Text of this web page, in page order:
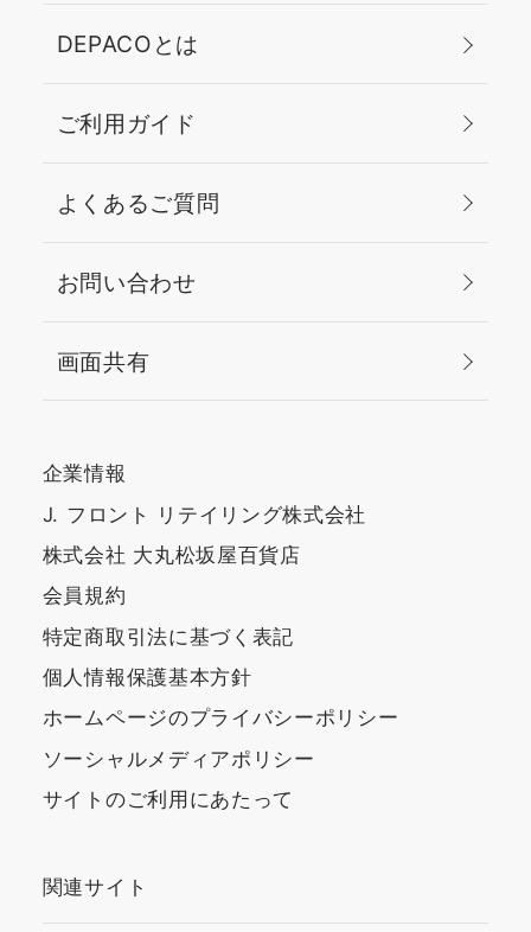
DEPACOとは
ご利用ガイド
よくあるご質問
お問い合わせ
画面共有
企業情報
J. フロント リテイリング株式会社
株式会社 大丸松坂屋百貨店
会員規約
特定商取引法に基づく表記
個人情報保護基本方針
ホームページのプライバシーポリシー
ソーシャルメディアポリシー
サイトのご利用にあたって
関連サイト